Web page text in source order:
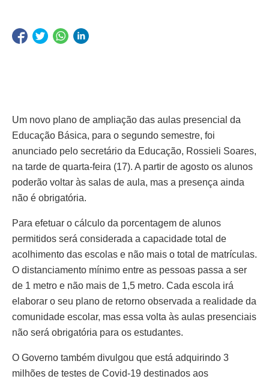
Um novo plano de ampliação das aulas presencial da
Educação Básica, para o segundo semestre, foi
anunciado pelo secretário da Educação, Rossieli Soares,
na tarde de quarta-feira (17). A partir de agosto os alunos
poderão voltar às salas de aula, mas a presença ainda
não é obrigatória.
Para efetuar o cálculo da porcentagem de alunos
permitidos será considerada a capacidade total de
acolhimento das escolas e não mais o total de matrículas.
O distanciamento mínimo entre as pessoas passa a ser
de 1 metro e não mais de 1,5 metro. Cada escola irá
elaborar o seu plano de retorno observada a realidade da
comunidade escolar, mas essa volta às aulas presenciais
não será obrigatória para os estudantes.
O Governo também divulgou que está adquirindo 3
milhões de testes de Covid-19 destinados aos